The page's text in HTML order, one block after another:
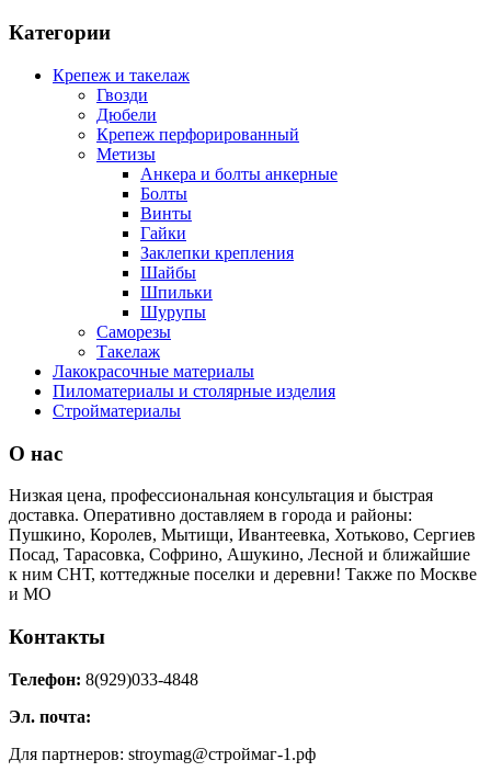
Категории
Крепеж и такелаж
Гвозди
Дюбели
Крепеж перфорированный
Метизы
Анкера и болты анкерные
Болты
Винты
Гайки
Заклепки крепления
Шайбы
Шпильки
Шурупы
Саморезы
Такелаж
Лакокрасочные материалы
Пиломатериалы и столярные изделия
Стройматериалы
О нас
Низкая цена, профессиональная консультация и быстрая
доставка. Оперативно доставляем в города и районы:
Пушкино, Королев, Мытищи, Ивантеевка, Хотьково, Сергиев
Посад, Тарасовка, Софрино, Ашукино, Лесной и ближайшие
к ним СНТ, коттеджные поселки и деревни! Также по Москве
и МО
Контакты
Телефон: 8(929)033-4848
Эл. почта:
Для партнеров: stroymag@строймаг-1.рф